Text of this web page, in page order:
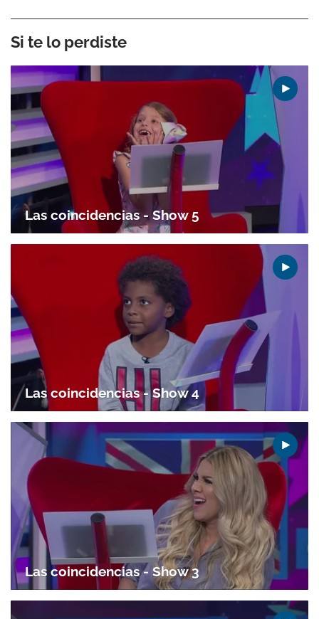
Gracias por suscribirte a nuestro boletín.
ACEPTAR
Si te lo perdiste
Las coincidencias - Show 5
Las coincidencias - Show 4
Las coincidencias - Show 3